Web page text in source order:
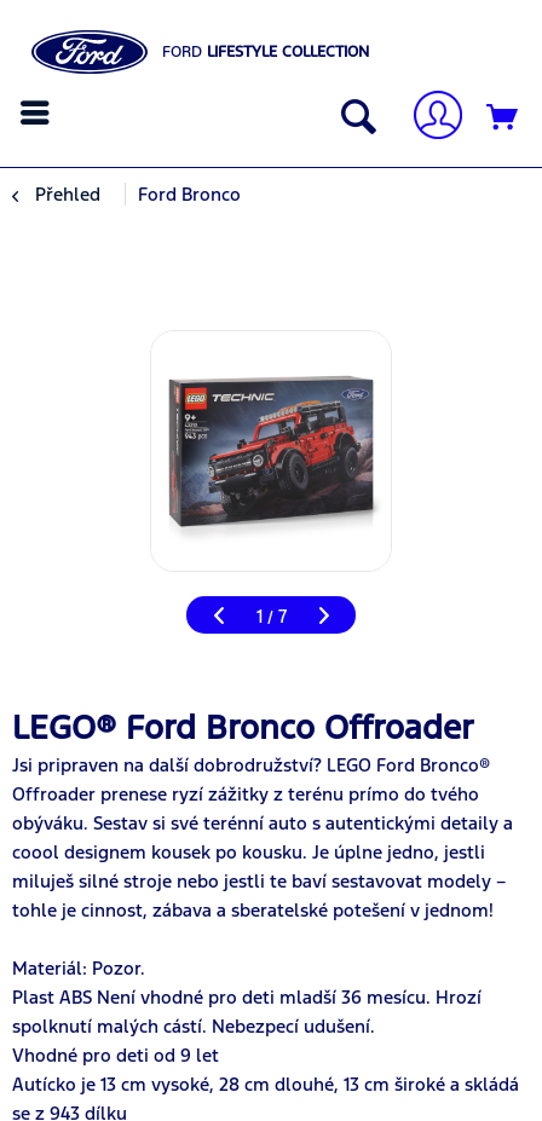
FORD LIFESTYLE COLLECTION
Přehled Ford Bronco
1 / 7
LEGO® Ford Bronco Offroader
Jsi pripraven na další dobrodružství? LEGO Ford Bronco®
Offroader prenese ryzí zážitky z terénu prímo do tvého
obýváku. Sestav si své terénní auto s autentickými detaily a
coool designem kousek po kousku. Je úplne jedno, jestli
miluješ silné stroje nebo jestli te baví sestavovat modely –
tohle je cinnost, zábava a sberatelské potešení v jednom!
Materiál: Pozor.
Plast ABS Není vhodné pro deti mladší 36 mesícu. Hrozí
spolknutí malých cástí. Nebezpecí udušení.
Vhodné pro deti od 9 let
Autícko je 13 cm vysoké, 28 cm dlouhé, 13 cm široké a skládá
se z 943 dílku